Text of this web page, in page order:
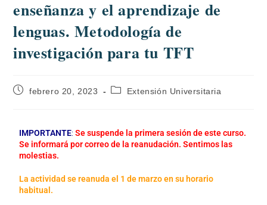
enseñanza y el aprendizaje de
lenguas. Metodología de
investigación para tu TFT
febrero 20, 2023 Extensión Universitaria
IMPORTANTE: Se suspende la primera sesión de este curso.
Se informará por correo de la reanudación. Sentimos las
molestias.
La actividad se reanuda el 1 de marzo en su horario
habitual.